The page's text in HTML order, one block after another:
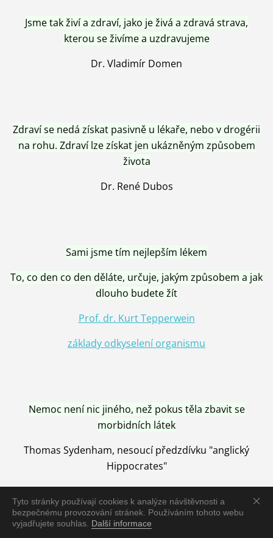
Tyto stránky používají cookies k analýze návštěvnosti a
bezpečnému provozování stránek. Používáním tohoto webu
vyjadřujete souhlas. Další informace
Jsme tak živí a zdraví, jako je živá a zdravá strava,
kterou se živíme a uzdravujeme
Dr. Vladimír Domen
Zdraví se nedá získat pasivně u lékaře, nebo v drogérii
na rohu. Zdraví lze získat jen ukázněným způsobem
života
Dr. René Dubos
Sami jsme tím nejlepším lékem
To, co den co den děláte, určuje, jakým způsobem a jak
dlouho budete žít
Prof. dr. Kurt Tepperwein
základy odkyselení organismu
Nemoc není nic jiného, než pokus těla zbavit se
morbidních látek
Thomas Sydenham, nesoucí předzdívku "anglický
Hippocrates"
Nemoc je vyléčena jen pomocí Přírody, neutralizací a